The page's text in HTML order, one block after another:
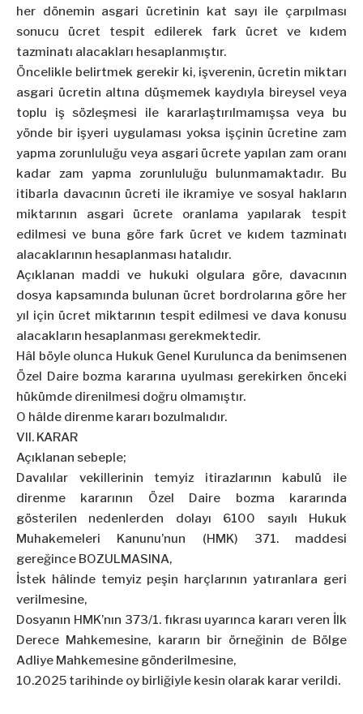
her dönemin asgari ücretinin kat sayı ile çarpılması
sonucu ücret tespit edilerek fark ücret ve kıdem
tazminatı alacakları hesaplanmıştır.
Öncelikle belirtmek gerekir ki, işverenin, ücretin miktarı
asgari ücretin altına düşmemek kaydıyla bireysel veya
toplu iş sözleşmesi ile kararlaştırılmamışsa veya bu
yönde bir işyeri uygulaması yoksa işçinin ücretine zam
yapma zorunluluğu veya asgari ücrete yapılan zam oranı
kadar zam yapma zorunluluğu bulunmamaktadır. Bu
itibarla davacının ücreti ile ikramiye ve sosyal hakların
miktarının asgari ücrete oranlama yapılarak tespit
edilmesi ve buna göre fark ücret ve kıdem tazminatı
alacaklarının hesaplanması hatalıdır.
Açıklanan maddi ve hukuki olgulara göre, davacının
dosya kapsamında bulunan ücret bordrolarına göre her
yıl için ücret miktarının tespit edilmesi ve dava konusu
alacakların hesaplanması gerekmektedir.
Hâl böyle olunca Hukuk Genel Kurulunca da benimsenen
Özel Daire bozma kararına uyulması gerekirken önceki
hükümde direnilmesi doğru olmamıştır.
O hâlde direnme kararı bozulmalıdır.
VII. KARAR
Açıklanan sebeple;
Davalılar vekillerinin temyiz itirazlarının kabulü ile
direnme kararının Özel Daire bozma kararında
gösterilen nedenlerden dolayı 6100 sayılı Hukuk
Muhakemeleri Kanunu’nun (HMK) 371. maddesi
gereğince BOZULMASINA,
İstek hâlinde temyiz peşin harçlarının yatıranlara geri
verilmesine,
Dosyanın HMK’nın 373/1. fıkrası uyarınca kararı veren İlk
Derece Mahkemesine, kararın bir örneğinin de Bölge
Adliye Mahkemesine gönderilmesine,
10.2025 tarihinde oy birliğiyle kesin olarak karar verildi.